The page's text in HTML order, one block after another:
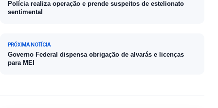
Polícia realiza operação e prende suspeitos de estelionato
sentimental
PRÓXIMA NOTÍCIA
Governo Federal dispensa obrigação de alvarás e licenças
para MEI